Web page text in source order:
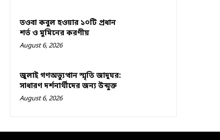
তওবা কবুল হওয়ার ১০টি প্রধান
শর্ত ও মুমিনের করণীয়
August 6, 2026
জুলাই গণঅভ্যুত্থান স্মৃতি জাদুঘর:
সাধারণ দর্শনার্থীদের জন্য উন্মুক্ত
August 6, 2026